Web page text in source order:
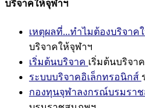
บริจาคให้จุฬาฯ
เหตุผลที่...ทำไมต้องบริจาค
บริจาคให้จุฬาฯ
เริ่มต้นบริจาค เริ่มต้นบริจาค
ระบบบริจาคอิเล็กทรอนิกส์
กองทุนจุฬาลงกรณ์บรมรา